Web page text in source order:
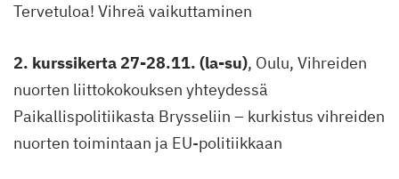
Tervetuloa! Vihreä vaikuttaminen
2. kurssikerta 27-28.11. (la-su), Oulu, Vihreiden
nuorten liittokokouksen yhteydessä
Paikallispolitiikasta Brysseliin – kurkistus vihreiden
nuorten toimintaan ja EU-politiikkaan